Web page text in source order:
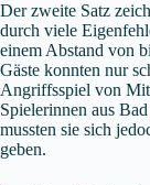
Der zweite Satz
durch viele
einem Abstand von
Gäste konnten nur
Angriffsspiel von
Spielerinnen aus
mussten sie sich
geben.